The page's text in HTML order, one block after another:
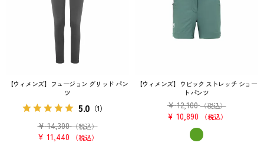
【ウィメンズ】フュージョン グリッド パン
ツ
5.0 （1）
¥ 14,300 （税込）
¥ 11,440 税込
【ウィメンズ】ウビック ストレッチ ショー
トパンツ
¥ 12,100 （税込）
¥ 10,890 税込